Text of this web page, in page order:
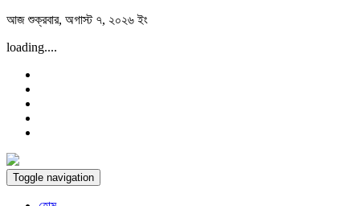
Skip
content
আজ শুক্রবার, অগাস্ট ৭, ২০২৬ ইং
loading....
Toggle navigation